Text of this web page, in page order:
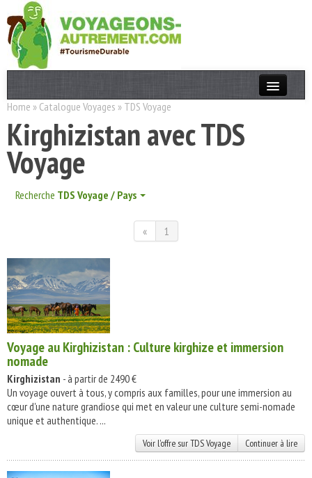
Actualités
T. Responsable
Destinations
Acteurs
Home » Catalogue Voyages » TDS Voyage
Kirghizistan avec TDS
Voyage
Recherche TDS Voyage / Pays
« 1
Voyage au Kirghizistan : Culture kirghize et immersion
nomade
Kirghizistan - à partir de 2490 €
Un voyage ouvert à tous, y compris aux familles, pour une immersion au
cœur d'une nature grandiose qui met en valeur une culture semi-nomade
unique et authentique. ...
Voir l'offre sur TDS Voyage Continuer à lire